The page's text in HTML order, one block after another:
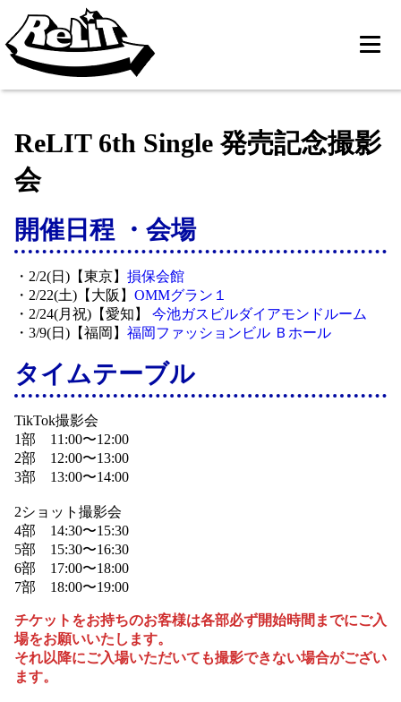
ReLIT 6th Single 発売記念撮影
会
開催日程 ・会場
・2/2(日)【東京】 損保会館
・2/22(土)【大阪】 OMMグラン１
・2/24(月祝)【愛知】 今池ガスビルダイアモンドルーム
・3/9(日)【福岡】 福岡ファッションビル Ｂホール
タイムテーブル
TikTok撮影会
1部 11:00〜12:00
2部 12:00〜13:00
3部 13:00〜14:00
2ショット撮影会
4部 14:30〜15:30
5部 15:30〜16:30
6部 17:00〜18:00
7部 18:00〜19:00
チケットをお持ちのお客様は各部必ず開始時間までにご入
場をお願いいたします。
それ以降にご入場いただいても撮影できない場合がござい
ます。